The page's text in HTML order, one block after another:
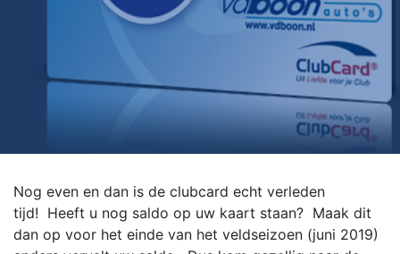
Nog even en dan is de clubcard echt verleden
tijd! Heeft u nog saldo op uw kaart staan? Maak dit
dan op voor het einde van het veldseizoen (juni 2019)